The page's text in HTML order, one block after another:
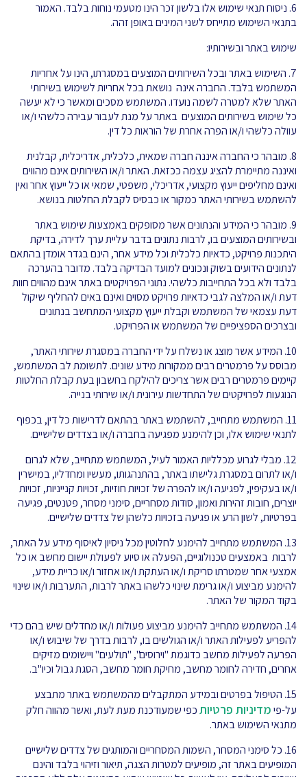
6. ניסוח תנאי שימוש אלו בלשון זכר הינו מטעמי נוחות בלבד. האמור
בתנאי השימוש מתייחס לשני המינים באופן זהה.
שימוש באתר ובשירותיו:
7. השימוש באתר ובכל השירותים המוצעים במסגרתו, הינו על אחריות
המשתמש בלבד. החברה אינה נושאת בכל אחריות לשימוש בשירותי
האתר שלא למטרה לשמה נועדו. המשתמש מסכים ומאשר כי לא יעשה
כל שימוש בשירותים המוצעים באתר על מנת לעבור עבירה כלשהי ו/או
עוולה כלשהי ו/או הפרה אחרת של הוראות כל דין.
8. מובהר כי החברה איננה חברה שמאית, כלכלית, אדריכלית, קבלנית
ואיננה מתיימרת להציג עצמה ככזאת. האתר ו/או השירותים אינם מהווים
ואינם מחליפים ייעוץ מקצועי, אדריכלי, משפטי, שמאי או כל ייעוץ אחר ואין
להשתמש בשירותי האתר כמקור או כבסיס לקבלת החלטות בנושא.
9. מובהר כי המידע והנתונים אשר מסופקים באמצעות שימוש באתר
ובשירותים המוצעים בו, לרבות נתונים בדבר עליית ערך לדירה, בדיקת
היתכנות פרויקט, כדאיות כלכלית וכל מידע אחר, הינם בגדר אומדן בהתאם
לנתונים הידועים בשוק ונכונים למועד הבדיקה בלבד. מדובר בהערכה
בלבד ולא בכל התחייבות כלשהי. נתוני הפרויקטים באתר אינם מהווים חוות
דעת ו/או המלצה לגבי כדאיות פרויקט מסוים ואינם באים להחליף שיקול
דעת עצמאי של המשתמש וקבלת ייעוץ מקצועי המתחשב בנתונים
ובצרכים הספציפיים של המשתמש או הפרויקט.
10. המידע אשר מוצג או נשלח על ידי החברה במסגרת שירותי האתר,
מבוסס על פרמטרים רבים ממקורות מידע שונים. לתשומת לב המשתמש,
קיימים פרמטרים רבים אשר צריכים להילקח בחשבון בעת קבלת החלטות
הנוגעות לפרויקטים של התחדשות עירונית ו/או שירותי בנייה.
11. המשתמש מתחייב, להשתמש באתר בהתאם לדרישות כל דין, בכפוף
לתנאי שימוש אלו, וכן להימנע מפגיעה בחברה ו/או בצדדים שלישיים.
12. מבלי לגרוע מכלליות האמור לעיל, המשתמש מתחייב, שלא לגרום
ו/או לתרום במסגרת גלישתו באתר, בהתנהגותו, מעשיו ומחדליו, במישרין
ו/או בעקיפין, לפגיעה ו/או להפרה של זכויות חוזיות, זכויות קנייניות, זכויות
יוצרים, חובות זהירות ואמון, סודות מסחריים, סימני מסחר, פטנטים, פגיעה
בפרטיות, לשון הרע או פגיעה בזכויות כלשהן של צדדים שלישיים.
13. המשתמש מתחייב להימנע לחלוטין מכל ניסיון לאיסוף מידע על האתר,
לרבות באמצעים טכנולוגיים, הפעלה או סיוע לפעולת יישום מחשב או כל
אמצעי אחר שמטרתו סריקת ו/או העתקת ו/או אחזור ו/או כריית מידע,
להימנע מביצוע ו/או גרימת שינוי כלשהו באתר לרבות, התערבות ו/או שינוי
בקוד המקור של האתר.
14. המשתמש מתחייב להימנע מביצוע פעולות ו/או מחדלים שיש בהם כדי
להפריע לפעילות האתר ו/או הגולשים בו, לרבות בדרך של שיבוש ו/או
הפרעה לפעילות מחשב כדוגמת "וירוסים", "תולעים" ויישומים מזיקים
אחרים, חדירה לחומר מחשב, מחיקת חומר מחשב, הסגת גבול וכיו"ב.
15. הטיפול בפרטים ובמידע המתקבלים מהמשתמש באתר מתבצע
על-פימדיניות פרטיותכפי שמעודכנת מעת לעת, ואשר מהווה חלק
מתנאי השימוש באתר.
16. כל סימני המסחר, השמות המסחריים והמותגים של צדדים שלישיים
המופיעים באתר זה, מופיעים למטרות הצגה, תיאור וזיהוי בלבד והינם